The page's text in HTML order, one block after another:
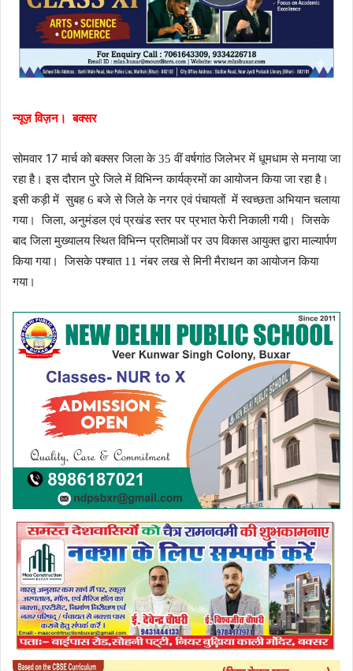
न्यूज़ विज़न। बक्सर
सोमवार 17मार्च को बक्सर जिला के 35 वीं वर्षगांठ जिलेभर में धूमधाम से मनाया जा
रहा है। इस दौरान पुरे जिले में विभिन्न कार्यक्रमों का आयोजन किया जा रहा है।
इसी कड़ी में सुबह 6 बजे से जिले के नगर एवं पंचायतों में स्वच्छता अभियान चलाया
गया।
जिला, अनुमंडल एवं प्रखंड स्तर पर प्रभात फेरी निकाली गयी।
जिसके
बाद जिला मुख्यालय स्थित विभिन्न प्रतिमाओं पर उप विकास आयुक्त द्वारा माल्यार्पण
किया गया।
जिसके पश्चात 11 नंबर लख से मिनी मैराथन का आयोजन किया
गया।